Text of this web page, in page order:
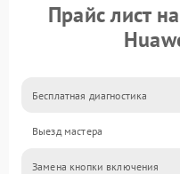
Прайс лист
Бесплатная диагностика
Выезд мастера
Замена кнопки включения